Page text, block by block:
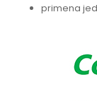
primena